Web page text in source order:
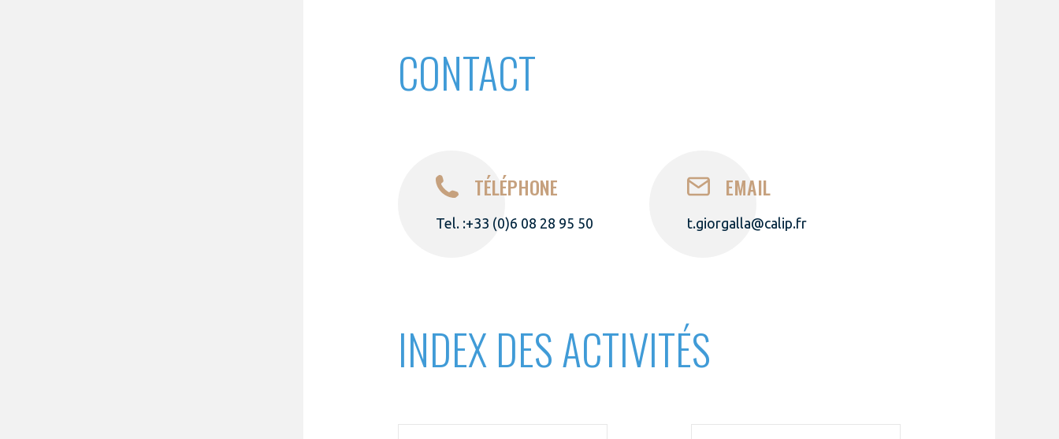
CONTACT
TÉLÉPHONE
Tel. :+33 (0)6 08 28 95 50
EMAIL
t.giorgalla@calip.fr
INDEX DES ACTIVITÉS